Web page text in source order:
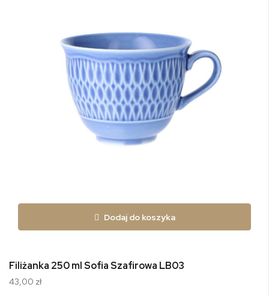
Dodaj do koszyka
Filiżanka 250 ml Sofia Szafirowa LB03
43,00 zł